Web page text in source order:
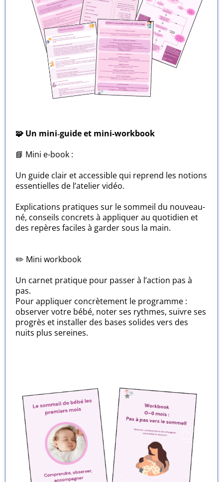
🧩 Un mini‑guide et mini-workbook
📘 Mini e-book :
Un guide clair et accessible qui reprend les notions
essentielles de l’atelier vidéo.
Explications pratiques sur le sommeil du nouveau-
né, conseils concrets à appliquer au quotidien et
des repères faciles à garder sous la main.
✏️ Mini workbook
Un carnet pratique pour passer à l’action pas à
pas.
Pour appliquer concrètement le programme :
observer votre bébé, noter ses rythmes, suivre ses
progrès et installer des bases solides vers des
nuits plus sereines.